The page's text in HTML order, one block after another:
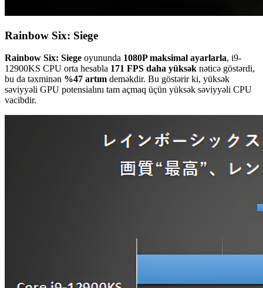
Rainbow Six: Siege
Rainbow Six: Siege oyununda 1080P maksimal ayarlarla, i9-
12900KS CPU orta hesabla 171 FPS daha yüksək nəticə göstərdi,
bu da təxminən %47 artım deməkdir. Bu göstərir ki, yüksək
səviyyəli GPU potensialını tam açmaq üçün yüksək səviyyəli CPU
vacibdir.